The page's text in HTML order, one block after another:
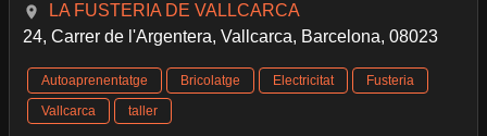
LA FUSTERIA DE VALLCARCA
24, Carrer de l'Argentera, Vallcarca, Barcelona, 08023
Autoaprenentatge Bricolatge Electricitat
Fusteria
Vallcarca
taller